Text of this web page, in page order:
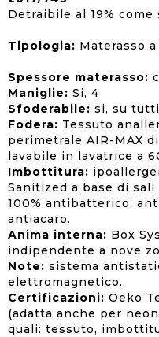
Detraibile al 19% come
Tipologia: Materasso
Spessore materasso:
Maniglie: Si, 4
Sfoderabile: si, su
Fodera: Tessuto
perimetrale AIR-MAX
lavabile in lavatrice a
Imbottitura:
Sanitized a base di sali
100% antibatterico,
antiacaro.
Anima interna: Box
indipendente a nove
Note: sistema
elettromagnetico.
Certificazioni: Oeko
(adatta anche per
quali: tessuto,